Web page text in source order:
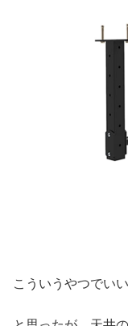
こういうやつでいい